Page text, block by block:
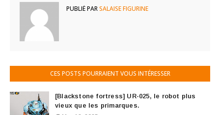
PUBLIÉ PARSALAISE FIGURINE
CES POSTS POURRAIENT VOUS INTÉRESSER
[Blackstone fortress] UR-025, le robot plus
vieux que les primarques.